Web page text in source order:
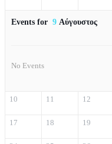
Events for 9 Αύγουστος
No Events
10 11 12
17 18 19